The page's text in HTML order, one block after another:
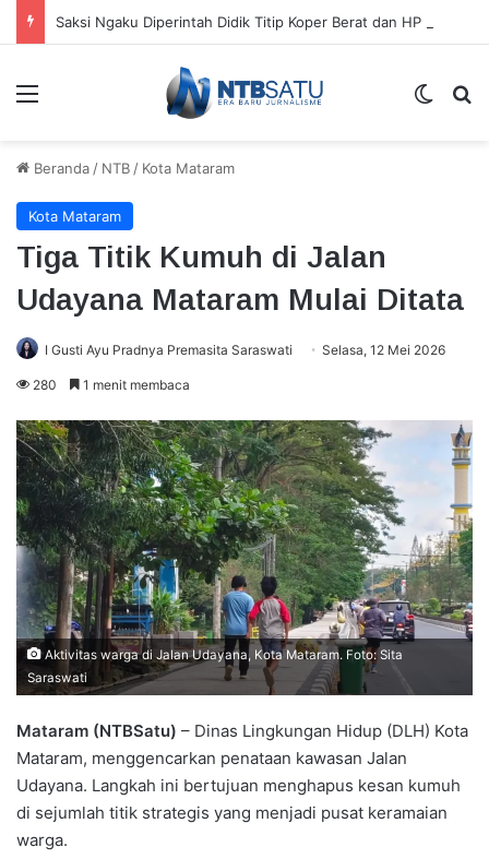
Menu
Beranda / NTB / Kota Mataram
Kota Mataram
Tiga Titik Kumuh di Jalan
Udayana Mataram Mulai Ditata
I Gusti Ayu Pradnya Premasita Saraswati Selasa, 12 Mei 2026
280 1 menit membaca
Aktivitas warga di Jalan Udayana, Kota Mataram. Foto: Sita
Saraswati
Mataram (NTBSatu) – Dinas Lingkungan Hidup (DLH) Kota
Mataram, menggencarkan penataan kawasan Jalan
Udayana. Langkah ini bertujuan menghapus kesan kumuh
di sejumlah titik strategis yang menjadi pusat keramaian
warga.